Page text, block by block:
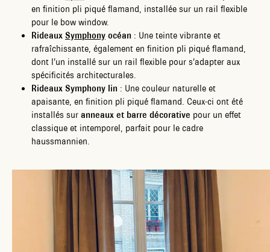
en finition pli piqué flamand, installée sur un rail flexible
pour le bow window.
Rideaux Symphony océan : Une teinte vibrante et
rafraîchissante, également en finition pli piqué flamand,
dont l’un installé sur un rail flexible pour s’adapter aux
spécificités architecturales.
Rideaux Symphony lin : Une couleur naturelle et
apaisante, en finition pli piqué flamand. Ceux-ci ont été
installés sur anneaux et barre décorative pour un effet
classique et intemporel, parfait pour le cadre
haussmannien.